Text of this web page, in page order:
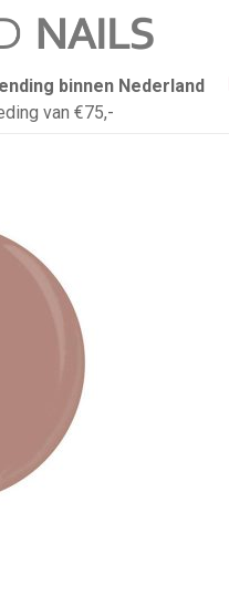
binnen Nederland
van €75,-